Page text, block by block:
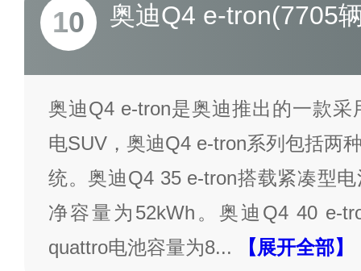
10 奥迪Q4 e-tron(7705
奥迪Q4 e-tron是奥迪推出的一款
电SUV，奥迪Q4 e-tron系列包括两
统。奥迪Q4 35 e-tron搭载紧凑型
净容量为52kWh。奥迪Q4 40 e-
quattro电池容量为8... 【展开全部】